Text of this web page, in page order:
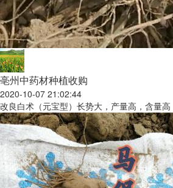
亳州中药材种植收购
2020-10-07 21:02:44
改良白术（元宝型）长势大，产量高，含量高